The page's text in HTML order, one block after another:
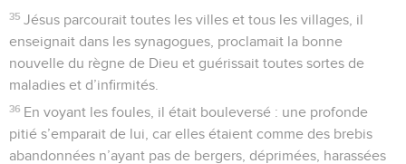
35 Jésus parcourait toutes les villes et tous les villages, il
enseignait dans les synagogues, proclamait la bonne
nouvelle du règne de Dieu et guérissait toutes sortes de
maladies et d’infirmités.
36 En voyant les foules, il était bouleversé : une profonde
pitié s’emparait de lui, car elles étaient comme des brebis
abandonnées n’ayant pas de bergers, déprimées, harassées